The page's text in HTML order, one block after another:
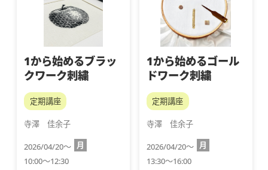
1から始めるブラッ
クワーク刺繍
定期講座
寺澤　佳余子
2026/04/20～ 月
10:00～12:30
1から始めるゴール
ドワーク刺繍
定期講座
寺澤　佳余子
2026/04/20～ 月
13:30～16:00